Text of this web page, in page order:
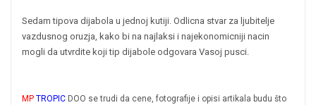
Sedam tipova dijabola u jednoj kutiji. Odlicna stvar za ljubitelje
vazdusnog oruzja, kako bi na najlaksi i najekonomicniji nacin
mogli da utvrdite koji tip dijabole odgovara Vasoj pusci.
MP TROPIC DOO se trudi da cene, fotografije i opisi artikala budu što